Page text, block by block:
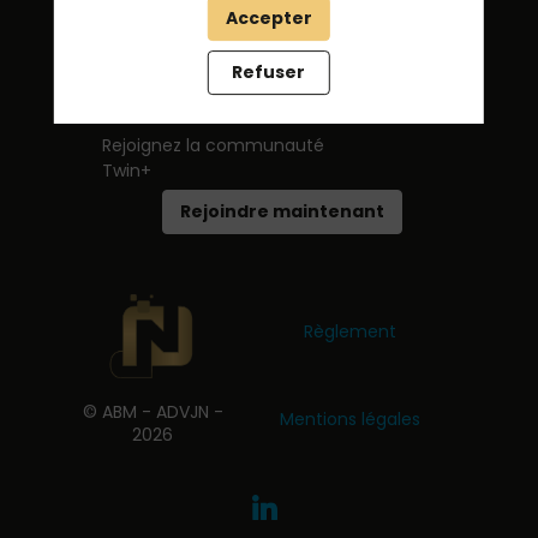
Rejoignez la communauté
Twin+
Rejoindre maintenant
© ABM - ADVJN -
2026
Règlement
Mentions légales
Accepter
Refuser